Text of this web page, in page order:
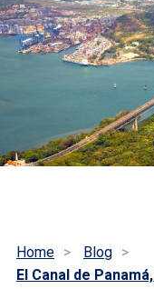
Home
Blog
El Canal de